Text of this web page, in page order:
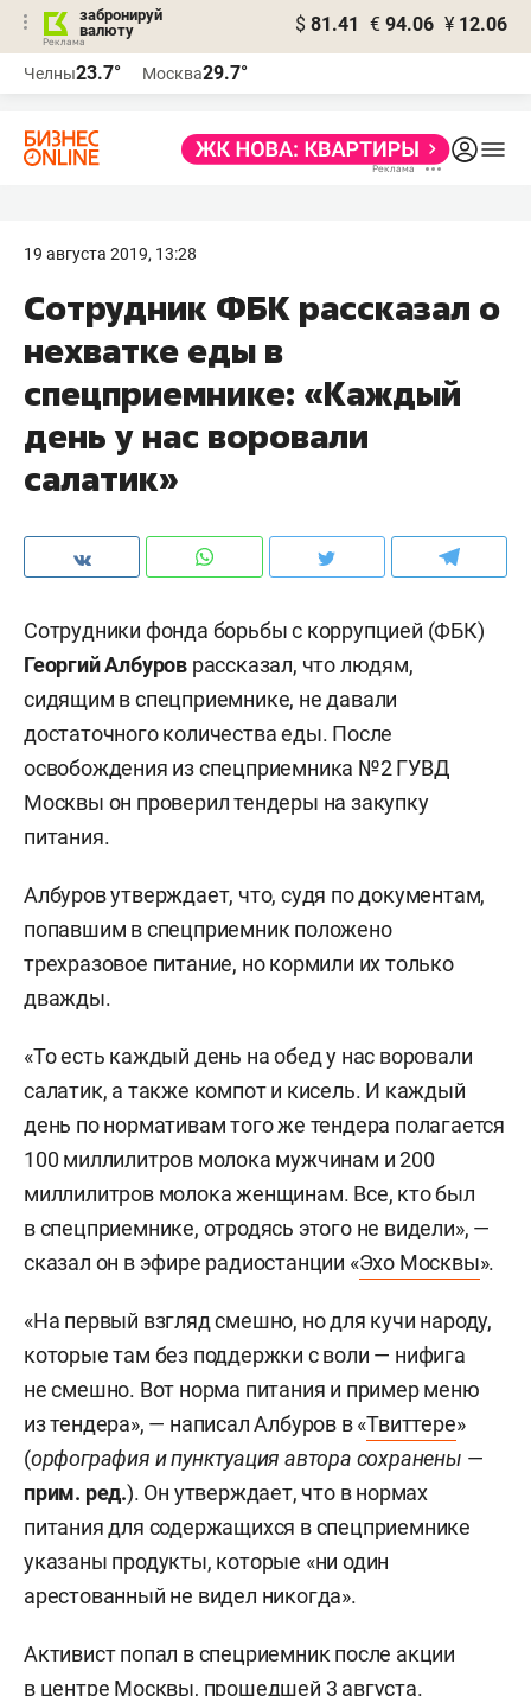
забронируй
валюту
$ 81.41 € 94.06 ¥ 12.06
Челны23.7° Москва29.7°
19 августа 2019, 13:28
Сотрудник ФБК рассказал о
нехватке еды в
спецприемнике: «Каждый
день у нас воровали
салатик»
Сотрудники фонда борьбы с коррупцией (ФБК)
Георгий Албуров рассказал, что людям,
сидящим в спецприемнике, не давали
достаточного количества еды. После
освобождения из cпецприемника №2 ГУВД
Москвы он проверил тендеры на закупку
питания.
Албуров утверждает, что, судя по документам,
попавшим в спецприемник положено
трехразовое питание, но кормили их только
дважды.
«То есть каждый день на обед у нас воровали
салатик, а также компот и кисель. И каждый
день по нормативам того же тендера полагается
100 миллилитров молока мужчинам и 200
миллилитров молока женщинам. Все, кто был
в спецприемнике, отродясь этого не видели», —
сказал он в эфире радиостанции «Эхо Москвы».
«На первый взгляд смешно, но для кучи народу,
которые там без поддержки с воли — нифига
не смешно. Вот норма питания и пример меню
из тендера», — написал Албуров в «Твиттере»
(орфография и пунктуация автора сохранены —
прим. ред.). Он утверждает, что в нормах
питания для содержащихся в спецприемнике
указаны продукты, которые «ни один
арестованный не видел никогда».
Активист попал в спецриемник после акции
в центре Москвы, прошедшей 3 августа.